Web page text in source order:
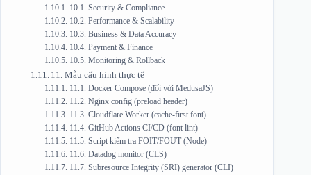
10.1. Security & Compliance
10.2. Performance & Scalability
10.3. Business & Data Accuracy
10.4. Payment & Finance
10.5. Monitoring & Rollback
11. Mẫu cấu hình thực tế
11.1. Docker Compose (đối với MedusaJS)
11.2. Nginx config (preload header)
11.3. Cloudflare Worker (cache‑first font)
11.4. GitHub Actions CI/CD (font lint)
11.5. Script kiểm tra FOIT/FOUT (Node)
11.6. Datadog monitor (CLS)
11.7. Subresource Integrity (SRI) generator (CLI)